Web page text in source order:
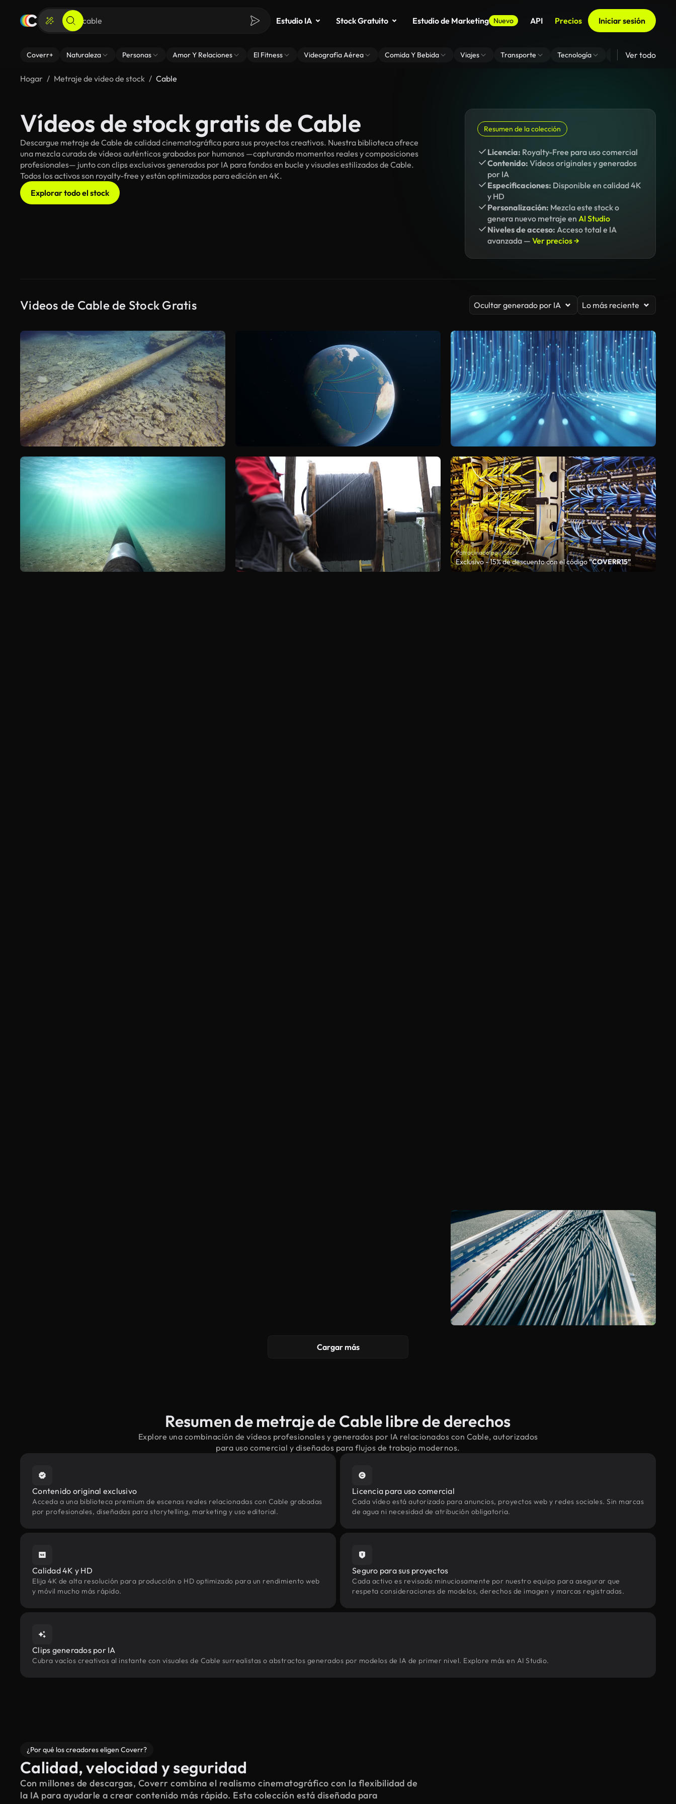
Estudio IA Stock Gratuito Estudio de Marketing Nuevo API Precios Iniciar sesión
Coverr+ Naturaleza Personas Amor Y Relaciones El Fitness Videografía Aérea Comida Y Bebida Viajes Transporte Tecnología Zoom De Fondo
Ver todo
Hogar Metraje de video de stock Cable
Vídeos de stock gratis de Cable
Descargue metraje de Cable de calidad cinematográfica para sus proyectos creativos. Nuestra biblioteca ofrece
una mezcla curada de vídeos auténticos grabados por humanos —capturando momentos reales y composiciones
profesionales— junto con clips exclusivos generados por IA para fondos en bucle y visuales estilizados de Cable.
Todos los activos son royalty-free y están optimizados para edición en 4K.
Explorar todo el stock
Resumen de la colección
Licencia: Royalty-Free para uso comercial
Contenido: Vídeos originales y generados
por IA
Especificaciones: Disponible en calidad 4K
y HD
Personalización: Mezcla este stock o
genera nuevo metraje en AI Studio
Niveles de acceso: Acceso total e IA
avanzada — Ver precios →
Videos de Cable de Stock Gratis Ocultar generado por IA Lo más reciente
Patrocinado por iStock
Exclusivo - 15% de descuento con el código"COVERR15"
Cargar más
Resumen de metraje de Cable libre de derechos
Explore una combinación de vídeos profesionales y generados por IA relacionados con Cable, autorizados
para uso comercial y diseñados para flujos de trabajo modernos.
Contenido original exclusivo
Acceda a una biblioteca premium de escenas reales relacionadas con Cable grabadas
por profesionales, diseñadas para storytelling, marketing y uso editorial.
Licencia para uso comercial
Cada vídeo está autorizado para anuncios, proyectos web y redes sociales. Sin marcas
de agua ni necesidad de atribución obligatoria.
Calidad 4K y HD
Elija 4K de alta resolución para producción o HD optimizado para un rendimiento web
y móvil mucho más rápido.
Seguro para sus proyectos
Cada activo es revisado minuciosamente por nuestro equipo para asegurar que
respeta consideraciones de modelos, derechos de imagen y marcas registradas.
Clips generados por IA
Cubra vacíos creativos al instante con visuales de Cable surrealistas o abstractos generados por modelos de IA de primer nivel. Explore más en AI Studio.
¿Por qué los creadores eligen Coverr?
Calidad, velocidad y seguridad
Con millones de descargas, Coverr combina el realismo cinematográfico con la flexibilidad de
la IA para ayudarle a crear contenido más rápido. Esta colección está diseñada para